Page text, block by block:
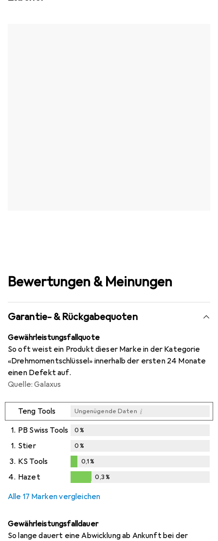
Bewertungen & Meinungen
Garantie- & Rückgabequoten
Gewährleistungsfallquote
So oft weist ein Produkt dieser Marke in der Kategorie
«Drehmomentschlüssel» innerhalb der ersten 24 Monate
einen Defekt auf.
Quelle: Galaxus
Teng Tools Ungenügende Daten i
1. PB Swiss Tools 0%
1. Stier 0%
3. KS Tools
%
0,1%
4. Hazet 0,3%
Alle 17 Marken vergleichen
Gewährleistungsfalldauer
So lange dauert eine Abwicklung ab Ankunft bei der